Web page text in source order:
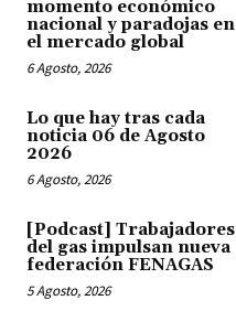
momento económico
nacional y paradojas en
el mercado global
6 Agosto, 2026
Lo que hay tras cada
noticia 06 de Agosto
2026
6 Agosto, 2026
[Podcast] Trabajadores
del gas impulsan nueva
federación FENAGAS
5 Agosto, 2026